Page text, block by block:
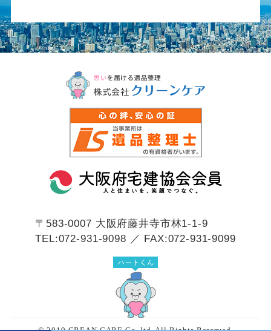
〒583-0007 大阪府藤井寺市林1-1-9
TEL:072-931-9098 ／ FAX:072-931-9099